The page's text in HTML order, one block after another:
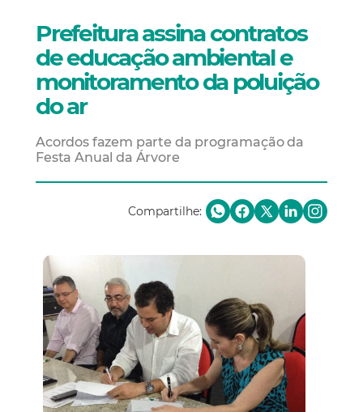
Prefeitura assina contratos
de educação ambiental e
monitoramento da poluição
do ar
Acordos fazem parte da programação da
Festa Anual da Árvore
Compartilhe: